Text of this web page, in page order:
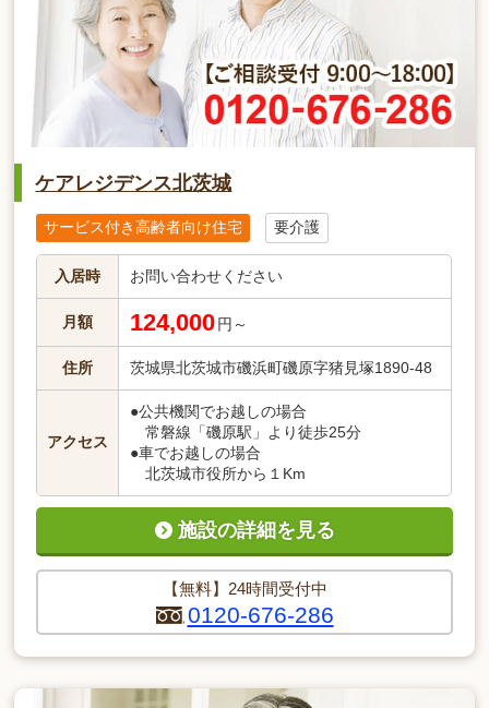
ケアレジデンス北茨城
サービス付き高齢者向け住宅 要介護
入居時 お問い合わせください
月額 124,000 円～
住所 茨城県北茨城市磯浜町磯原字猪見塚1890‐48
アクセス
●公共機関でお越しの場合
常磐線「磯原駅」より徒歩25分
●車でお越しの場合
北茨城市役所から１Km
【無料】24時間受付中
0120-676-286
施設の詳細を見る